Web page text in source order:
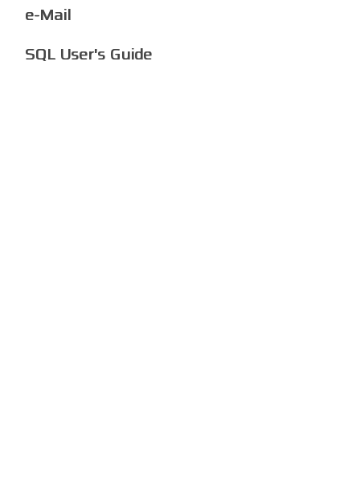
e-Mail
SQL User's Guide